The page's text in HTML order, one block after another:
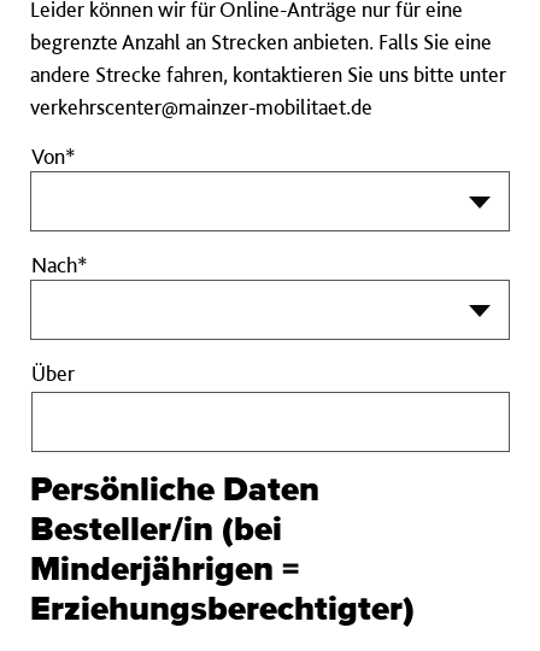
Leider können wir für Online-Anträge nur für eine
begrenzte Anzahl an Strecken anbieten. Falls Sie eine
andere Strecke fahren, kontaktieren Sie uns bitte unter
verkehrscenter@mainzer-mobilitaet.de
Von*
Nach*
ÜberÜber
Persönliche Daten
Besteller/in (bei
Minderjährigen =
Erziehungsberechtigter)